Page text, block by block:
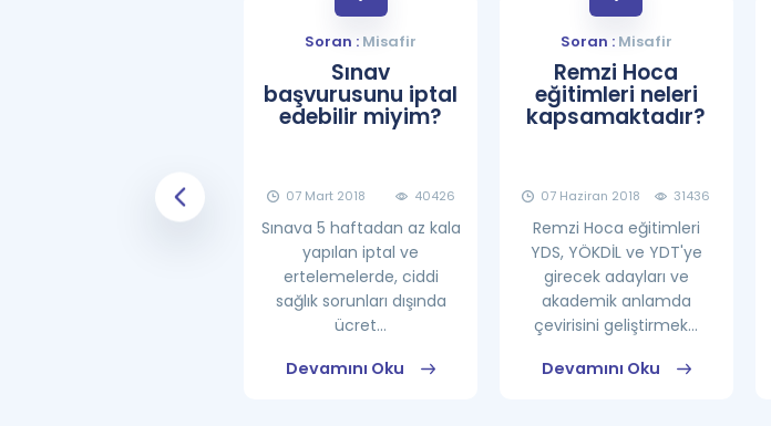
25862
Soran : Misafir
Sınav
başvurusunu iptal
edebilir miyim?
07 Mart 2018 40426
Sınava 5 haftadan az kala
yapılan iptal ve
ertelemelerde, ciddi
sağlık sorunları dışında
ücret...
Devamını Oku
Soran :Misafir
Remzi Hoca
eğitimleri neleri
kapsamaktadır?
07 Haziran 2018 31436
Remzi Hoca eğitimleri
YDS, YÖKDİL ve YDT'ye
girecek adayları ve
akademik anlamda
çevirisini geliştirmek...
Devamını Oku